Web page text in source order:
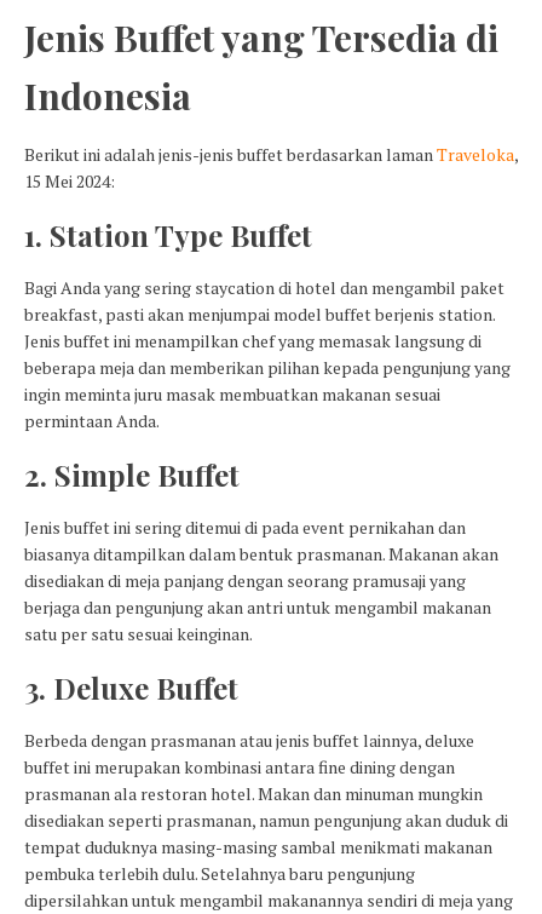
Jenis Buffet yang Tersedia di
Indonesia
Berikut ini adalah jenis-jenis buffet berdasarkan lamanTraveloka,
15 Mei 2024:
1. Station Type Buffet
Bagi Anda yang sering staycation di hotel dan mengambil paket
breakfast, pasti akan menjumpai model buffet berjenis station.
Jenis buffet ini menampilkan chef yang memasak langsung di
beberapa meja dan memberikan pilihan kepada pengunjung yang
ingin meminta juru masak membuatkan makanan sesuai
permintaan Anda.
2. Simple Buffet
Jenis buffet ini sering ditemui di pada event pernikahan dan
biasanya ditampilkan dalam bentuk prasmanan. Makanan akan
disediakan di meja panjang dengan seorang pramusaji yang
berjaga dan pengunjung akan antri untuk mengambil makanan
satu per satu sesuai keinginan.
3. Deluxe Buffet
Berbeda dengan prasmanan atau jenis buffet lainnya, deluxe
buffet ini merupakan kombinasi antara fine dining dengan
prasmanan ala restoran hotel. Makan dan minuman mungkin
disediakan seperti prasmanan, namun pengunjung akan duduk di
tempat duduknya masing-masing sambal menikmati makanan
pembuka terlebih dulu. Setelahnya baru pengunjung
dipersilahkan untuk mengambil makanannya sendiri di meja yang